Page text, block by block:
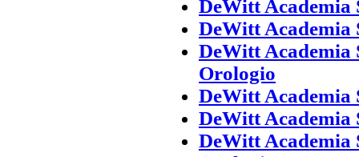
DeWitt Academia
DeWitt Academia
DeWitt Academia
Orologio
DeWitt Academia
DeWitt Academia
DeWitt Academia